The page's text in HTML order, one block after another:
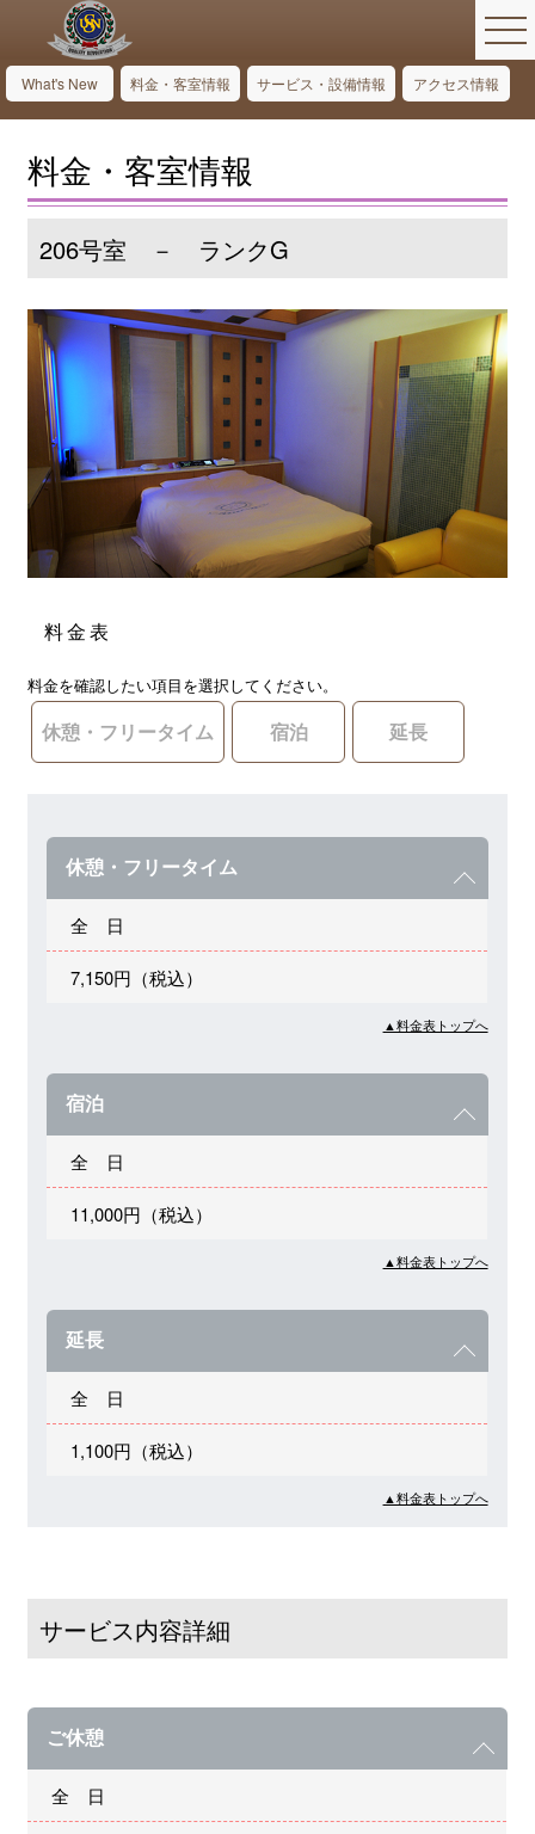
What's New 料金・客室情報 サービス・設備情報 アクセス情報
料金・客室情報
206号室 － ランクG
料金表
料金を確認したい項目を選択してください。
休憩・フリータイム 宿泊 延長
休憩・フリータイム
全 日
7,150円（税込）
▲料金表トップへ
宿泊
全 日
11,000円（税込）
▲料金表トップへ
延長
全 日
1,100円（税込）
▲料金表トップへ
サービス内容詳細
ご休憩
全 日